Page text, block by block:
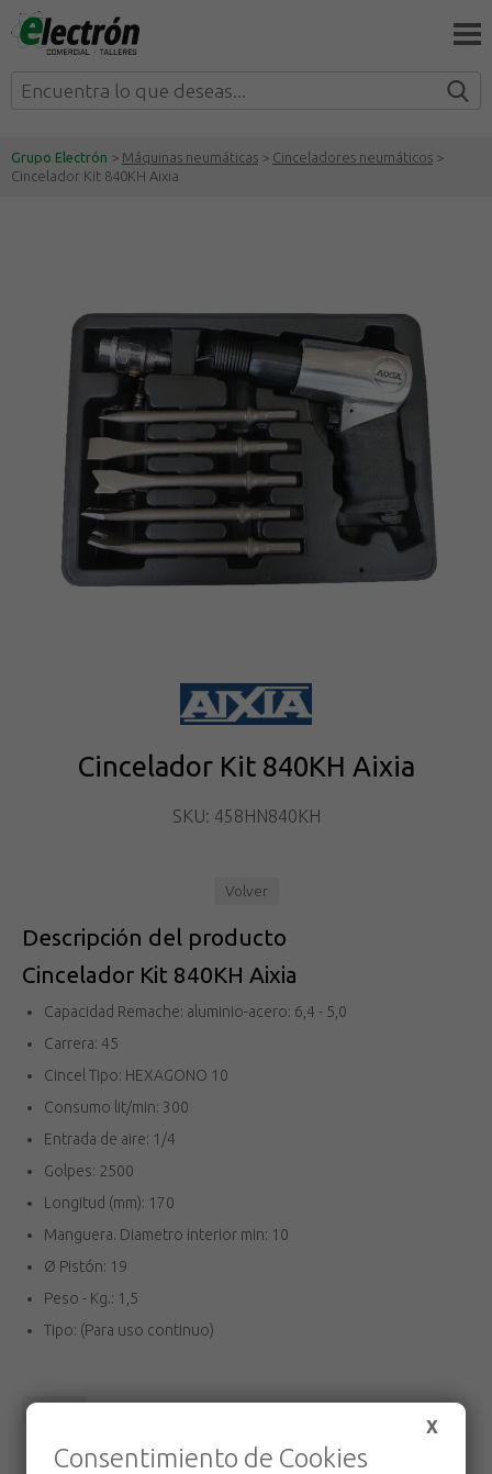
Grupo Electrón > Máquinas neumáticas > Cinceladores neumáticos >
Cincelador Kit 840KH Aixia
Cincelador Kit 840KH Aixia
SKU: 458HN840KH
Volver
Descripción del producto
Cincelador Kit 840KH Aixia
Capacidad Remache: aluminio-acero: 6,4 - 5,0
Carrera: 45
Cincel Tipo: HEXAGONO 10
Consumo lit/min: 300
Entrada de aire: 1/4
Golpes: 2500
Longitud (mm): 170
Manguera. Diametro interior min: 10
Ø Pistón: 19
Peso - Kg.: 1,5
Tipo: (Para uso continuo)
Volver
X
Consentimiento de Cookies